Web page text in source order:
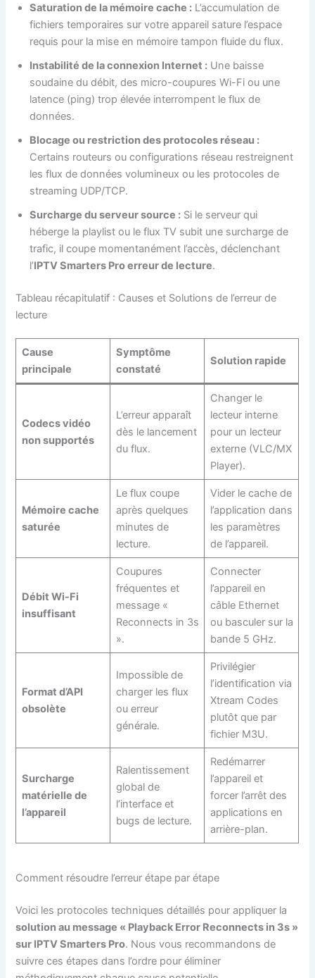
Saturation de la mémoire cache : L’accumulation de
fichiers temporaires sur votre appareil sature l’espace
requis pour la mise en mémoire tampon fluide du flux.
Instabilité de la connexion Internet : Une baisse
soudaine du débit, des micro-coupures Wi-Fi ou une
latence (ping) trop élevée interrompent le flux de
données.
Blocage ou restriction des protocoles réseau :
Certains routeurs ou configurations réseau restreignent
les flux de données volumineux ou les protocoles de
streaming UDP/TCP.
Surcharge du serveur source : Si le serveur qui
héberge la playlist ou le flux TV subit une surcharge de
trafic, il coupe momentanément l’accès, déclenchant
l’IPTV Smarters Pro erreur de lecture.
Tableau récapitulatif : Causes et Solutions de l’erreur de
lecture
Cause
principale
Symptôme
constaté
Solution rapide
Codecs vidéo
non supportés
L’erreur apparaît
dès le lancement
du flux.
Changer le
lecteur interne
pour un lecteur
externe (VLC/MX
Player).
Mémoire cache
saturée
Le flux coupe
après quelques
minutes de
lecture.
Vider le cache de
l’application dans
les paramètres
de l’appareil.
Débit Wi-Fi
insuffisant
Coupures
fréquentes et
message «
Reconnects in 3s
».
Connecter
l’appareil en
câble Ethernet
ou basculer sur la
bande 5 GHz.
Format d’API
obsolète
Impossible de
charger les flux
ou erreur
générale.
Privilégier
l’identification via
Xtream Codes
plutôt que par
fichier M3U.
Surcharge
matérielle de
l’appareil
Ralentissement
global de
l’interface et
bugs de lecture.
Redémarrer
l’appareil et
forcer l’arrêt des
applications en
arrière-plan.
Comment résoudre l’erreur étape par étape
Voici les protocoles techniques détaillés pour appliquer la
solution au message « Playback Error Reconnects in 3s »
sur IPTV Smarters Pro. Nous vous recommandons de
suivre ces étapes dans l’ordre pour éliminer